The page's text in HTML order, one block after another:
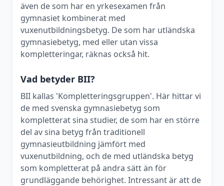
även de som har en yrkesexamen från
gymnasiet kombinerat med
vuxenutbildningsbetyg. De som har utländska
gymnasiebetyg, med eller utan vissa
kompletteringar, räknas också hit.
Vad betyder BII?
BII kallas 'Kompletteringsgruppen'. Här hittar vi
de med svenska gymnasiebetyg som
kompletterat sina studier, de som har en större
del av sina betyg från traditionell
gymnasieutbildning jämfört med
vuxenutbildning, och de med utländska betyg
som kompletterat på andra sätt än för
grundläggande behörighet. Intressant är att de